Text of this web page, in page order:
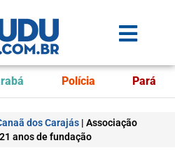
Polícia Pará
dos Carajás | Associação
anos de fundação